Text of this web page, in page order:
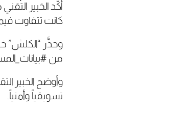
أكَّد الخبير
كانت تتفاوت
وحذَّر “الكلش”
من
وأوضح الخبير
تسويقياً وأمنياً.